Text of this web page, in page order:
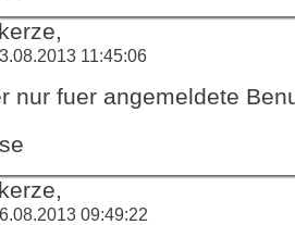
11:45:06
nur fuer angemeldete
09:49:22